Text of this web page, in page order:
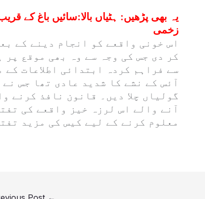
یہ بھی پڑھیں:
زخمی
اس خونی واقعے کو انجام دینے کے
کر دی جس کی وجہ سے وہ بھی موقع پر
سے فراہم کردہ ابتدائی اطلاعات
آئس کے نشے کا شدید عادی تھا جس
گولیاں چلا دیں۔ قانون نافذ کرنے
آنے والے اس لرزہ خیز واقعے کی
معلوم کرنے کے لیے کیس کی مزید